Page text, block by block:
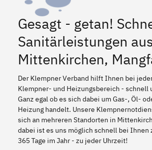
Gesagt - getan!
Sanitärleistungen aus
Mittenkirchen,
Der Klempner Verband hilft Ihnen bei
Klempner- und Heizungsbereich - schnell
Ganz egal ob es sich dabei um Gas-, Öl-
Heizung handelt. Unsere
sich an mehreren Standorten in
dabei ist es uns möglich schnell bei Ihnen
365 Tage im Jahr - zu jeder Uhrzeit!